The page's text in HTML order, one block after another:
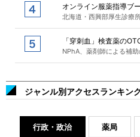
オンライン服薬指導ブ
北海道・西興部厚生診療
「穿刺血」検査薬の
NPhA、薬剤師による補
ジャンル別アクセスランキン
行政・政治 薬局